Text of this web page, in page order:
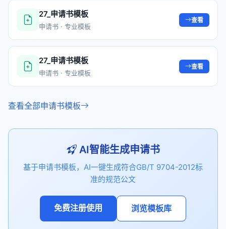
27_申请书模板
申请书 · 专业模板
查看
27_申请书模板
申请书 · 专业模板
查看
查看全部申请书模板
AI智能生成申请书
基于申请书模板，AI一键生成符合GB/T 9704-2012标
准的规范公文
免费注册使用 浏览模板库